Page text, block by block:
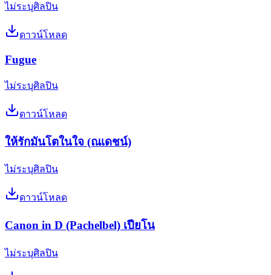
ไม่ระบุศิลปิน
ดาวน์โหลด
Fugue
ไม่ระบุศิลปิน
ดาวน์โหลด
ให้รักมันโตในใจ (ณเดชน์)
ไม่ระบุศิลปิน
ดาวน์โหลด
Canon in D (Pachelbel) เปียโน
ไม่ระบุศิลปิน